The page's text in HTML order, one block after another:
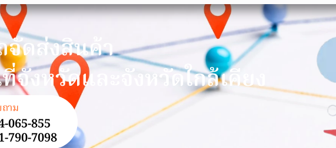
ถจัดส่งสินค้า
จังหวัดและจังหวัดใกล้เคียง
าม
065-855
790-7098